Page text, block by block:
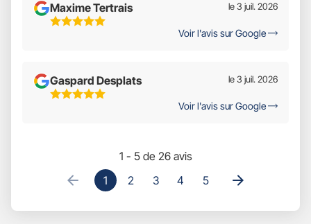
Maxime Tertrais
5
le 3 juil. 2026
Voir l'avis sur Google
Gaspard Desplats
5
le 3 juil. 2026
Voir l'avis sur Google
1 - 5 de 26 avis
1
2 3 4 5